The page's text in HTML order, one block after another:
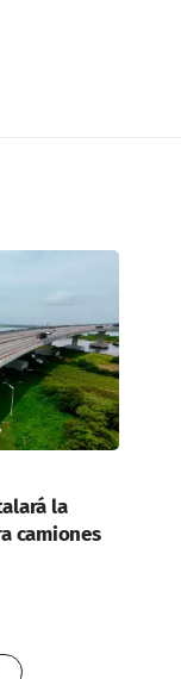
la
camiones